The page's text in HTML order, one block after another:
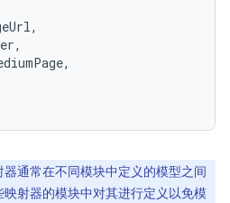
,
,
,
通常在不同模块中定义的模型之间
射器的模块中对其进行定义以免模